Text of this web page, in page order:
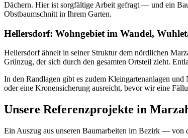
Dächern. Hier ist sorgfältige Arbeit gefragt — und ein
Obstbaumschnitt in Ihrem Garten.
Hellersdorf: Wohngebiet im Wandel,
Hellersdorf ähnelt in seiner Struktur dem nördlichen
Grünzug, der sich durch den gesamten Ortsteil zieht.
In den Randlagen gibt es zudem Kleingartenanlagen
oder eine Kronensicherung ausreicht, bevor wir eine
Unsere Referenzprojekte in
Ein Auszug aus unseren Baumarbeiten im Bezirk —